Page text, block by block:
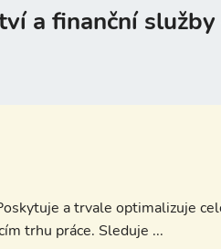
a finanční
a trvale optimalizuje
trhu práce. Sleduje ...